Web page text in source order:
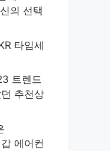
의 선택
타임세
트렌드
추천상
에어컨